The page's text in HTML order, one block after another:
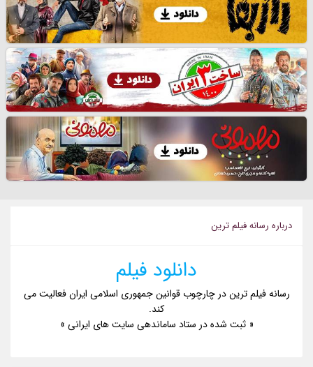
درباره رسانه فيلم ترين
دانلود فیلم
رسانه فیلم ترین در چارچوب قوانین جمهوری اسلامی ایران فعالیت می
کند.
« ثبت شده در ستاد ساماندهی سایت های ایرانی »